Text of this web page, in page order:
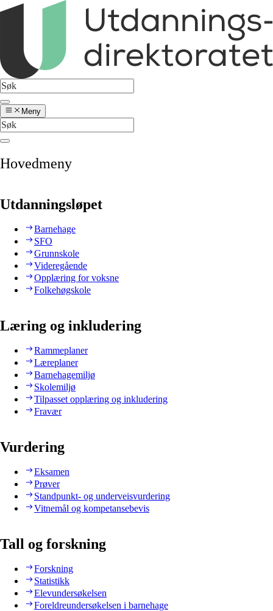
Meny
Hovedmeny
Utdanningsløpet
Barnehage
SFO
Grunnskole
Videregående
Opplæring for voksne
Folkehøgskole
Læring og inkludering
Rammeplaner
Læreplaner
Barnehagemiljø
Skolemiljø
Tilpasset opplæring og inkludering
Fravær
Vurdering
Eksamen
Prøver
Standpunkt- og underveisvurdering
Vitnemål og kompetansebevis
Tall og forskning
Forskning
Statistikk
Elevundersøkelsen
Foreldreundersøkelsen i barnehage